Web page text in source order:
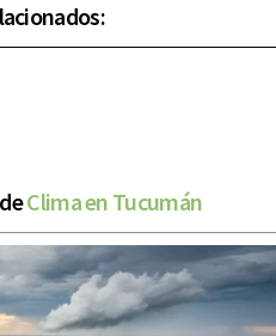
Clima en Tucumán